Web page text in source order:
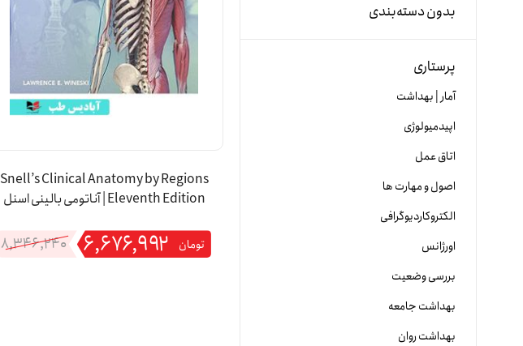
بدون دسته‌بندی
پرستاری
آمار | بهداشت
اپیدمیولوژی
اتاق عمل
اصول و مهارت ها
الکتروکاردیوگرافی
اورژانس
بررسی وضعیت
بهداشت جامعه
بهداشت روان
Snell’s Clinical Anatomy by Regions
Eleventh Edition | آناتومی بالینی اسنل
۸,۳۴۶,۲۴۰ ۶,۶۷۶,۹۹۲ تومان